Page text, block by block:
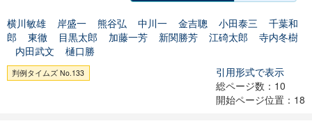
横川敏雄 岸盛一 熊谷弘 中川一 金吉聰 小田泰三
千葉和
郎
東徹 目黒太郎 加藤一芳 新関勝芳 江碕太郎
寺内冬樹
内田武文
樋口勝
判例タイムズ No.133
引用形式で表示
総ページ数：10
開始ページ位置：18